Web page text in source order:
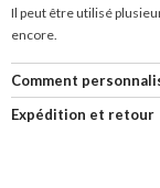
Il peut être utilisé
encore.
Comment
Expédition et retour